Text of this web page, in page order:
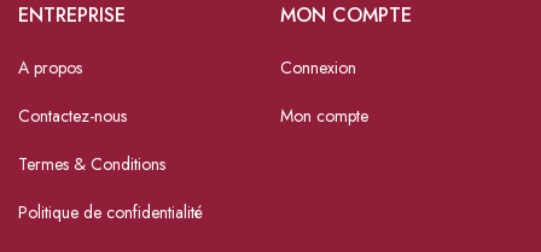
ENTREPRISE
A propos
Contactez-nous
Termes & Conditions
Politique de confidentialité
MON COMPTE
Connexion
Mon compte